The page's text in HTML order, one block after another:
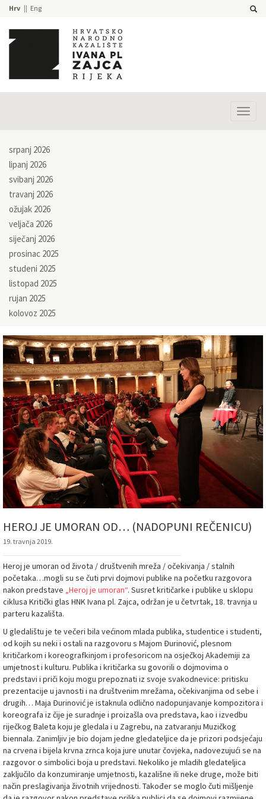
Hrv Eng
srpanj 2026
lipanj 2026
svibanj 2026
travanj 2026
ožujak 2026
veljača 2026
siječanj 2026
prosinac 2025
studeni 2025
listopad 2025
rujan 2025
kolovoz 2025
HEROJ JE UMORAN OD… (NADOPUNI REČENICU)
19. travnja 2019.
Heroj je umoran od života / društvenih mreža / očekivanja / stalnih
početaka…mogli su se čuti prvi dojmovi publike na početku razgovora
nakon predstave „Heroj je umoran“. Susret kritičarke i publike u sklopu
ciklusa Kritički glas HNK Ivana pl. Zajca, održan je u četvrtak, 18. travnja u
parteru kazališta.
U gledalištu je te večeri bila većinom mlada publika, studentice i studenti,
od kojih su neki i ostali na razgovoru s Majom Đurinović, plesnom
kritičarkom i koreografkinjom i profesoricom na osječkoj Akademiji za
umjetnost i kulturu. Publika i kritičarka su govorili o dojmovima o
predstavi i priči koju mogu prepoznati iz svoje svakodnevice: pritisku
prezentacije u javnosti i na društvenim mrežama, očekivanjima od sebe i
drugih… Maja Đurinović je istaknula odlično nadopunjavanje kompozitora i
koreografa iz čije je suradnje i proizašla ova predstava, kao i izvedbu
riječkog Baleta koju je gledala i u Zagrebu, na zatvaranju Muzičkog
biennala. Zanimljiv je bio dojam jedne gledateljice da je prizori podsjećaju
na crvena i bijela krvna zrnca koja jure unutar čovjeka, nadovezujući se na
razgovor o simbolici boja u predstavi. Nekoliko je mladih gledateljica
zaključilo da konzumiranje umjetnosti, kazališne ili neke druge, može biti
način preslagivanja životnih vrijednosti. Također se moglo čuti mišljenje